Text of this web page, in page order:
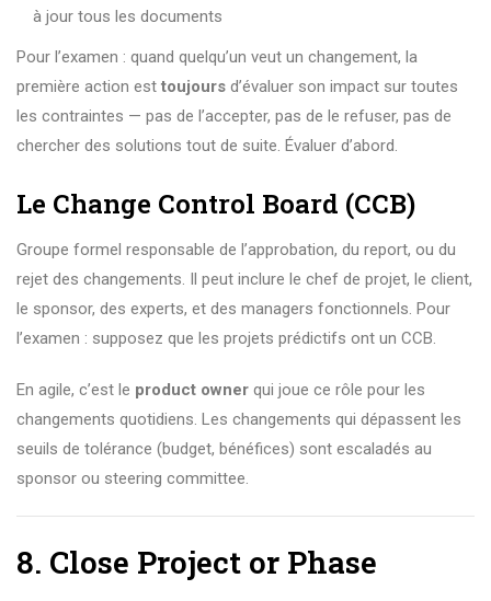
à jour tous les documents
Pour l’examen : quand quelqu’un veut un changement, la
première action est toujours d’évaluer son impact sur toutes
les contraintes — pas de l’accepter, pas de le refuser, pas de
chercher des solutions tout de suite. Évaluer d’abord.
Le Change Control Board (CCB)
Groupe formel responsable de l’approbation, du report, ou du
rejet des changements. Il peut inclure le chef de projet, le client,
le sponsor, des experts, et des managers fonctionnels. Pour
l’examen : supposez que les projets prédictifs ont un CCB.
En agile, c’est le product owner qui joue ce rôle pour les
changements quotidiens. Les changements qui dépassent les
seuils de tolérance (budget, bénéfices) sont escaladés au
sponsor ou steering committee.
8. Close Project or Phase